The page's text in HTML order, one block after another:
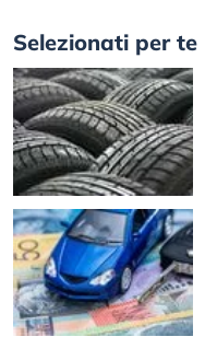
Selezionati per te